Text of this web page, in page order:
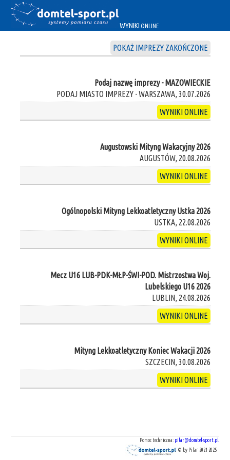
WYNIKI ONLINE
POKAŻ IMPREZY ZAKOŃCZONE
Podaj nazwę imprezy - MAZOWIECKIE
PODAJ MIASTO IMPREZY - WARSZAWA, 30.07.2026
WYNIKI ONLINE
Augustowski Mityng Wakacyjny 2026
AUGUSTÓW, 20.08.2026
WYNIKI ONLINE
Ogólnopolski Mityng Lekkoatletyczny Ustka 2026
USTKA, 22.08.2026
WYNIKI ONLINE
Mecz U16 LUB-PDK-MŁP-ŚWI-POD. Mistrzostwa Woj.
Lubelskiego U16 2026
LUBLIN, 24.08.2026
WYNIKI ONLINE
Mityng Lekkoatletyczny Koniec Wakacji 2026
SZCZECIN, 30.08.2026
WYNIKI ONLINE
Pomoc techniczna: pilar@domtel-sport.pl
© by Pilar 2021-2025